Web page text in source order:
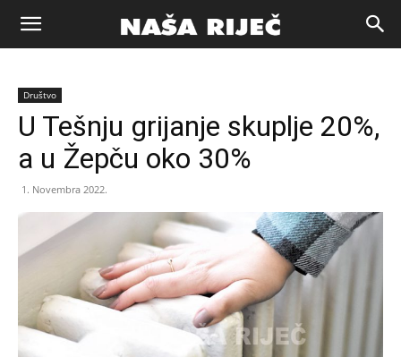
Naša
riječ
Društvo
U Tešnju grijanje skuplje 20%,
a u Žepču oko 30%
1. Novembra 2022.